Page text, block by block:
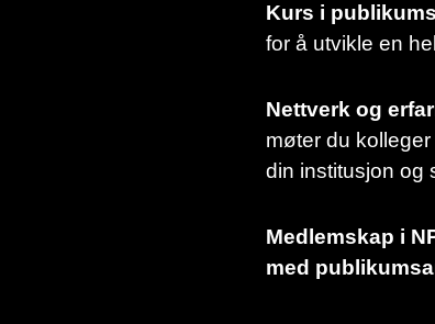
Kurs i
for å utvikle en
Nettverk og
møter du
din institusjon og
Medlemskap i
med